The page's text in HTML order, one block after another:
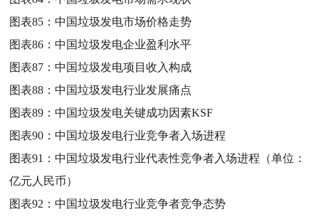
图表85：中国垃圾发电市场价格走势
图表86：中国垃圾发电企业盈利水平
图表87：中国垃圾发电项目收入构成
图表88：中国垃圾发电行业发展痛点
图表89：中国垃圾发电关键成功因素KSF
图表90：中国垃圾发电行业竞争者入场进程
图表91：中国垃圾发电行业代表性竞争者入场进程（单位：
亿元人民币）
图表92：中国垃圾发电行业竞争者竞争态势